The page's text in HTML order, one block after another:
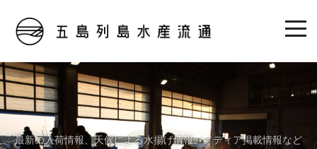
最新の入荷情報、天候による水揚げ情報、メディア掲載情報など